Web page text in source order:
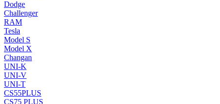
Dodge
Challenger
RAM
Tesla
Model S
Model X
Changan
UNI-K
UNI-V
UNI-T
CS55PLUS
CS75 PLUS